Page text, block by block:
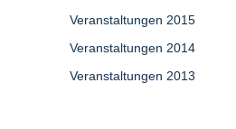
Veranstaltungen 2015
Veranstaltungen 2014
Veranstaltungen 2013